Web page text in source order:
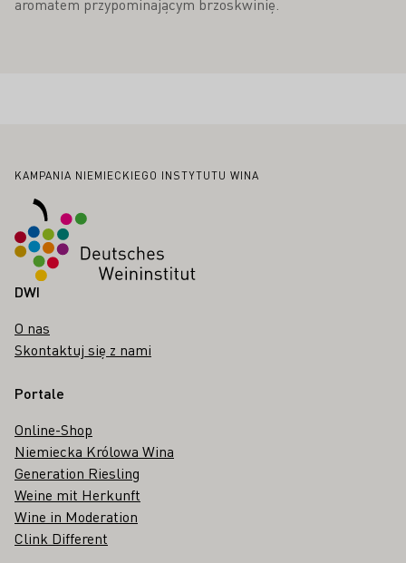
Stopka
KAMPANIA NIEMIECKIEGO INSTYTUTU WINA
DWI
O nas
Skontaktuj się z nami
Portale
Online-Shop
Niemiecka Królowa Wina
Generation Riesling
Weine mit Herkunft
Wine in Moderation
Clink Different